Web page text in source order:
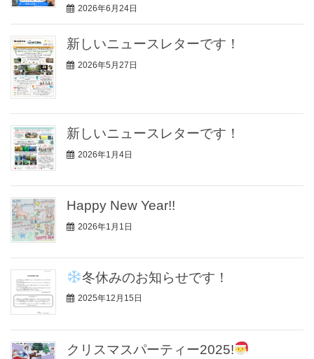
2026年6月24日
新しいニュースレターです！
2026年5月27日
新しいニュースレターです！
2026年1月4日
Happy New Year!!
2026年1月1日
冬休みのお知らせです！
2025年12月15日
クリスマスパーティー2025!